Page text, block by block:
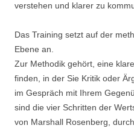
verstehen und klarer zu
Das Training setzt auf der
Ebene an.
Zur Methodik gehört, eine
finden, in der Sie Kritik oder
im Gespräch mit Ihrem
sind die vier Schritten der
von Marshall Rosenberg,